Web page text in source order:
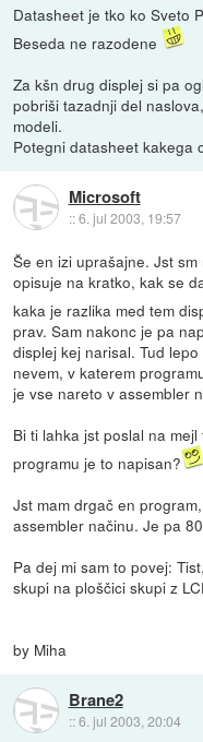
Datasheet je tko ko Sveto
Beseda ne razodene
Za kšn drug displej si pa
pobriši tazadnji del
modeli.
Potegni datasheet kakega
Microsoft
::6. jul 2003, 19:57
Še en izi uprašajne. Jst
opisuje na kratko, kak se
kaka je razlika med tem
prav. Sam nakonc je pa
displej kej narisal. Tud
nevem, v katerem
je vse nareto v assembler
Bi ti lahka jst poslal na
programu je to napisan?
Jst mam drgač en
assembler načinu. Je pa
Pa dej mi sam to povej:
skupi na ploščici skupi z
by Miha
Brane2
::6. jul 2003, 20:04